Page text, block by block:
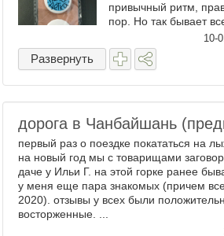
привычный ритм,
пор. Но так бывает
поездок в том же
например, проснулась
10-
Развернуть
дорога в Чанбайшань
первый раз о поездке покататься на
на новый год мы с товарищами
даче у Ильи Г. на этой горке ранее
у меня еще пара знакомых (причем
2020). отзывы у всех были
восторженные. ...